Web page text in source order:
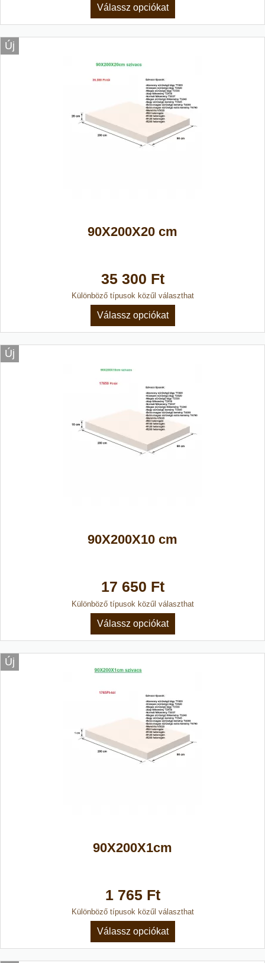
Válassz opciókat
Új
90X200X20 cm
35 300 Ft
Különböző típusok közűl választhat
Válassz opciókat
Új
90X200X10 cm
17 650 Ft
Különböző típusok közűl választhat
Válassz opciókat
Új
90X200X1cm
1 765 Ft
Különböző típusok közűl választhat
Válassz opciókat